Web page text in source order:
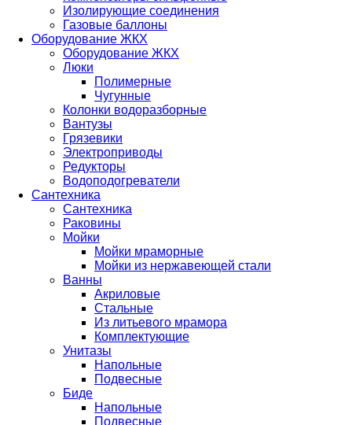
Изолирующие соединения
Газовые баллоны
Оборудование ЖКХ
Оборудование ЖКХ
Люки
Полимерные
Чугунные
Колонки водоразборные
Вантузы
Грязевики
Электроприводы
Редукторы
Водоподогреватели
Сантехника
Сантехника
Раковины
Мойки
Мойки мраморные
Мойки из нержавеющей стали
Ванны
Акриловые
Стальные
Из литьевого мрамора
Комплектующие
Унитазы
Напольные
Подвесные
Биде
Напольные
Подвесные